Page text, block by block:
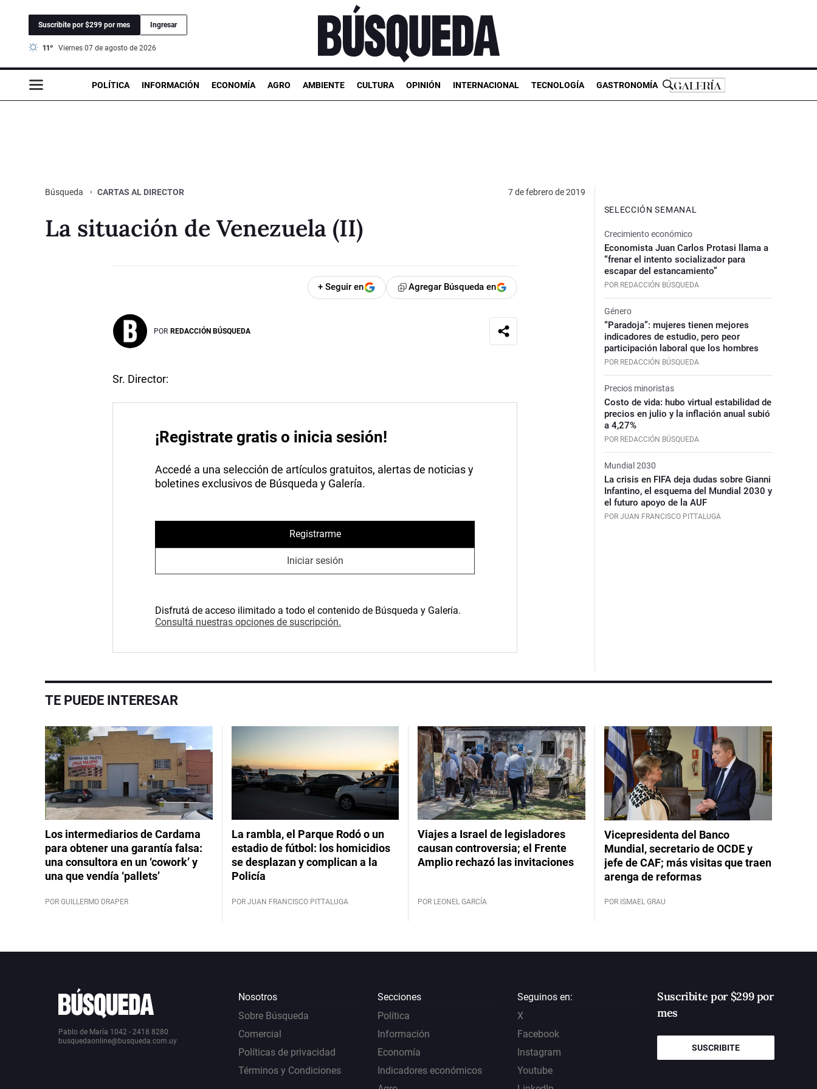
Suscribite por $299 por mes Ingresar
11° viernes 07 de agosto de 2026
POLÍTICA INFORMACIÓN ECONOMÍA AGRO AMBIENTE CULTURA OPINIÓN INTERNACIONAL TECNOLOGÍA GASTRONOMÍA
Búsqueda CARTAS AL DIRECTOR 7 de febrero de 2019
La situación de Venezuela (II)
+ Seguir en Agregar Búsqueda en
POR REDACCIÓN BÚSQUEDA
Sr. Director:
¡Registrate gratis o inicia sesión!
Accedé a una selección de artículos gratuitos, alertas de noticias y
boletines exclusivos de Búsqueda y Galería.
Registrarme
Iniciar sesión
Disfrutá de acceso ilimitado a todo el contenido de Búsqueda y Galería.
Consultá nuestras opciones de suscripción.
SELECCIÓN SEMANAL
Crecimiento económico
Economista Juan Carlos Protasi llama a
“frenar el intento socializador para
escapar del estancamiento”
POR REDACCIÓN BÚSQUEDA
Género
“Paradoja”: mujeres tienen mejores
indicadores de estudio, pero peor
participación laboral que los hombres
POR REDACCIÓN BÚSQUEDA
Precios minoristas
Costo de vida: hubo virtual estabilidad de
precios en julio y la inflación anual subió
a 4,27%
POR REDACCIÓN BÚSQUEDA
Mundial 2030
La crisis en FIFA deja dudas sobre Gianni
Infantino, el esquema del Mundial 2030 y
el futuro apoyo de la AUF
POR JUAN FRANCISCO PITTALUGA
TE PUEDE INTERESAR
Los intermediarios de Cardama
para obtener una garantía falsa:
una consultora en un ‘cowork’ y
una que vendía ‘pallets’
POR GUILLERMO DRAPER
La rambla, el Parque Rodó o un
estadio de fútbol: los homicidios
se desplazan y complican a la
Policía
POR JUAN FRANCISCO PITTALUGA
Viajes a Israel de legisladores
causan controversia; el Frente
Amplio rechazó las invitaciones
POR LEONEL GARCÍA
Vicepresidenta del Banco
Mundial, secretario de OCDE y
jefe de CAF; más visitas que traen
arenga de reformas
POR ISMAEL GRAU
Pablo de María 1042 - 2418 8280
busquedaonline@busqueda.com.uy
Nosotros
Sobre Búsqueda
Comercial
Políticas de privacidad
Términos y Condiciones
Secciones
Política
Información
Economía
Indicadores económicos
Seguinos en:
X
Facebook
Instagram
Youtube
Suscribite por $299 por
mes
SUSCRIBITE